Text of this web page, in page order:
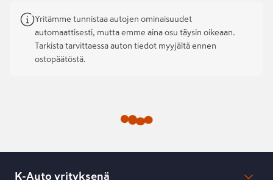
Yritämme tunnistaa autojen ominaisuudet
automaattisesti, mutta emme aina osu täysin oikeaan.
Tarkista tarvittaessa auton tiedot myyjältä ennen
ostopäätöstä.
K-Auto yrityksenä